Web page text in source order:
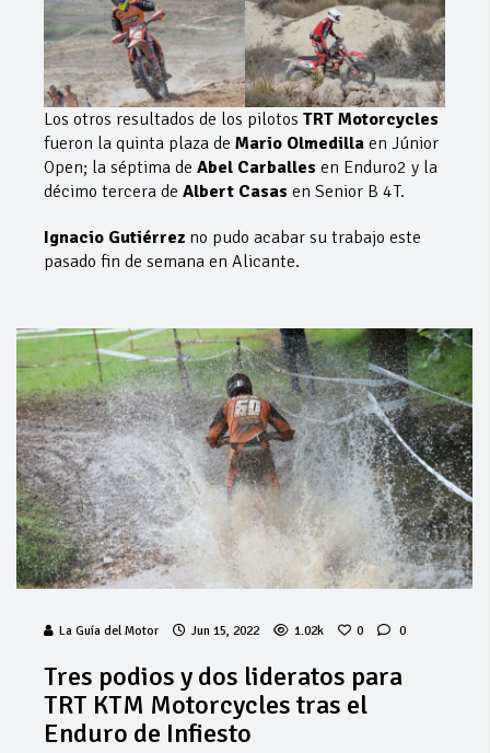
Los otros resultados de los pilotos TRT Motorcycles
fueron la quinta plaza de Mario Olmedilla en Júnior
Open; la séptima de Abel Carballes en Enduro2 y la
décimo tercera de Albert Casas en Senior B 4T.
Ignacio Gutiérrez no pudo acabar su trabajo este
pasado fin de semana en Alicante.
La Guía del Motor Jun 15, 2022 1.02k 0 0
Tres podios y dos lideratos para
TRT KTM Motorcycles tras el
Enduro de Infiesto